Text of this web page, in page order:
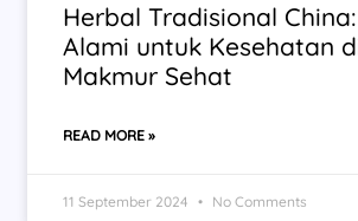
Herbal Tradisional
Alami untuk Kesehatan
Makmur Sehat
READ MORE »
11 September 2024 No Comments